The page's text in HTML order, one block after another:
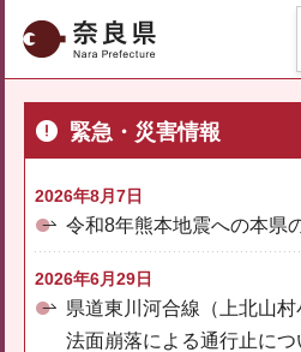
奈良県
緊急・災害情報
2026年8月7日
令和8年熊本地震への本県
2026年6月29日
県道東川河合線（上北山
法面崩落による通行止につ